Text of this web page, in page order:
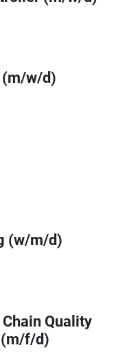
w/d)
(w/m/d)
Quality
(m/f/d)